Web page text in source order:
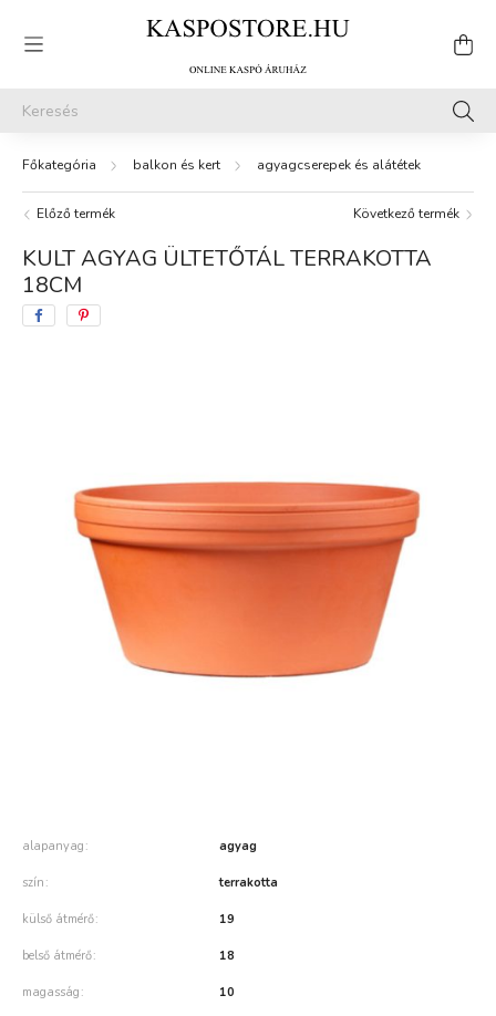
balkon és kert agyagcserepek és alátétek
Előző termék Következő termék
KULT AGYAG ÜLTETŐTÁL TERRAKOTTA
18CM
alapanyag agyag
szín terrakotta
külső átmérő 19
belső átmérő 18
magasság 10